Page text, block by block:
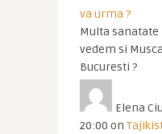
va urma ?
Multa sanatate
vedem si
Bucuresti ?
Elena
20:00 on